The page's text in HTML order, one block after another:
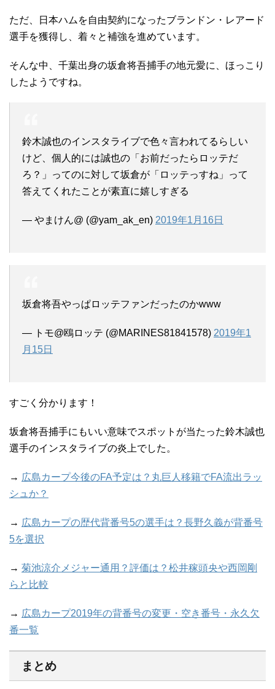
ただ、日本ハムを自由契約になったブランドン・レアード
選手を獲得し、着々と補強を進めています。
そんな中、千葉出身の坂倉将吾捕手の地元愛に、ほっこり
したようですね。
鈴木誠也のインスタライブで色々言われてるらしい
けど、個人的には誠也の「お前だったらロッテだ
ろ？」ってのに対して坂倉が「ロッテっすね」って
答えてくれたことが素直に嬉しすぎる
— やまけん@ (@yam_ak_en) 2019年1月16日
坂倉将吾やっぱロッテファンだったのかwww
— トモ@鴎ロッテ (@MARINES81841578) 2019年1
月15日
すごく分かります！
坂倉将吾捕手にもいい意味でスポットが当たった鈴木誠也
選手のインスタライブの炎上でした。
→ 広島カープ今後のFA予定は？丸巨人移籍でFA流出ラッ
シュか？
→ 広島カープの歴代背番号5の選手は？長野久義が背番号
5を選択
→ 菊池涼介メジャー通用？評価は？松井稼頭央や西岡剛
らと比較
→ 広島カープ2019年の背番号の変更・空き番号・永久欠
番一覧
まとめ